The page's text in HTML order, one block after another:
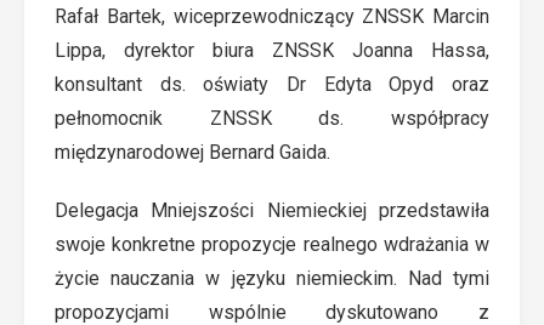
Rafał Bartek, wiceprzewodniczący ZNSSK Marcin
Lippa, dyrektor biura ZNSSK Joanna Hassa,
konsultant ds. oświaty Dr Edyta Opyd oraz
pełnomocnik ZNSSK ds. współpracy
międzynarodowej Bernard Gaida.
Delegacja Mniejszości Niemieckiej przedstawiła
swoje konkretne propozycje realnego wdrażania w
życie nauczania w języku niemieckim. Nad tymi
propozycjami wspólnie dyskutowano z